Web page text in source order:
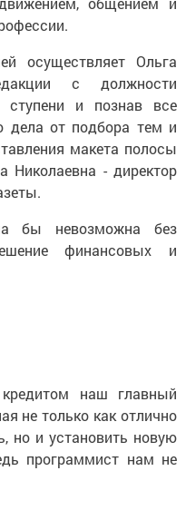
осуществляет Ольга
с должности
ступени и познав все
дела от подбора тем и
макета полосы
Николаевна - директор
бы невозможна без
финансовых и
наш главный
не только как отлично
но и установить новую
программист нам не